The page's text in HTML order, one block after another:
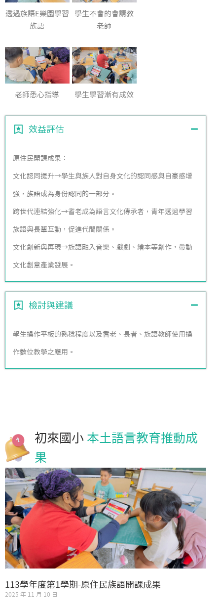
透過族語E樂園學習
族語
學生不會的會請教
老師
老師悉心指導 學生學習漸有成效
效益評估
原住民開課成果：
文化認同提升→學生與族人對自身文化的認同感與自豪感增
強，族語成為身份認同的一部分。
跨世代連結強化→耆老成為語言文化傳承者，青年透過學習
族語與長輩互動，促進代間關係。
文化創新與再現→族語融入音樂、戲劇、繪本等創作，帶動
文化創意產業發展。
檢討與建議
學生操作平板的熟稔程度以及耆老、長者、族語教師使用操
作數位教學之應用。
初來國小 本土語言教育推動成
果
113學年度第1學期-原住民族語開課成果
2025 年 11 月 10 日